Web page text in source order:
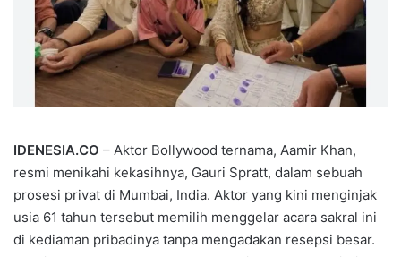
IDENESIA.CO – Aktor Bollywood ternama, Aamir Khan,
resmi menikahi kekasihnya, Gauri Spratt, dalam sebuah
prosesi privat di Mumbai, India. Aktor yang kini menginjak
usia 61 tahun tersebut memilih menggelar acara sakral ini
di kediaman pribadinya tanpa mengadakan resepsi besar.